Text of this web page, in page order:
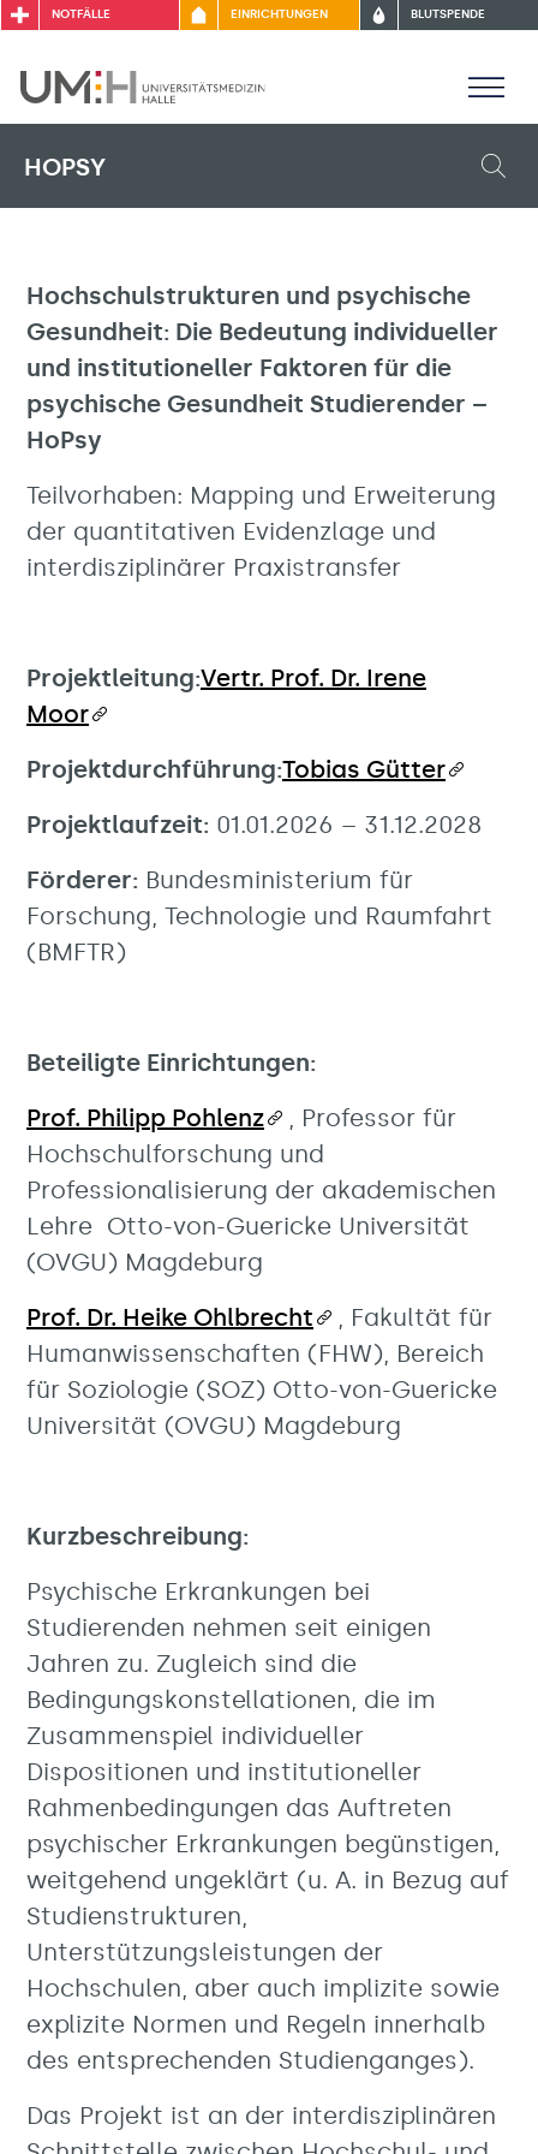
NOTFÄLLE EINRICHTUNGEN BLUTSPENDE
HOPSY
Hochschulstrukturen und psychische
Gesundheit: Die Bedeutung individueller
und institutioneller Faktoren für die
psychische Gesundheit Studierender –
HoPsy
Teilvorhaben: Mapping und Erweiterung
der quantitativen Evidenzlage und
interdisziplinärer Praxistransfer
Projektleitung:Vertr. Prof. Dr. Irene
Moor
Projektdurchführung:Tobias Gütter
Projektlaufzeit: 01.01.2026 – 31.12.2028
Förderer: Bundesministerium für
Forschung, Technologie und Raumfahrt
(BMFTR)
Beteiligte Einrichtungen:
Prof. Philipp Pohlenz
, Professor für
Hochschulforschung und
Professionalisierung der akademischen
Lehre Otto-von-Guericke Universität
(OVGU) Magdeburg
Prof. Dr. Heike Ohlbrecht
, Fakultät für
Humanwissenschaften (FHW), Bereich
für Soziologie (SOZ) Otto-von-Guericke
Universität (OVGU) Magdeburg
Kurzbeschreibung:
Psychische Erkrankungen bei
Studierenden nehmen seit einigen
Jahren zu. Zugleich sind die
Bedingungskonstellationen, die im
Zusammenspiel individueller
Dispositionen und institutioneller
Rahmenbedingungen das Auftreten
psychischer Erkrankungen begünstigen,
weitgehend ungeklärt (u. A. in Bezug auf
Studienstrukturen,
Unterstützungsleistungen der
Hochschulen, aber auch implizite sowie
explizite Normen und Regeln innerhalb
des entsprechenden Studienganges).
Das Projekt ist an der interdisziplinären